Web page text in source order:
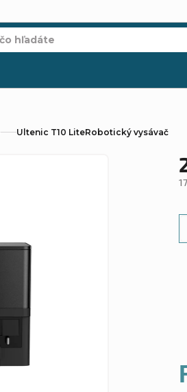
Ultenic T10 LiteRobotický vysávač